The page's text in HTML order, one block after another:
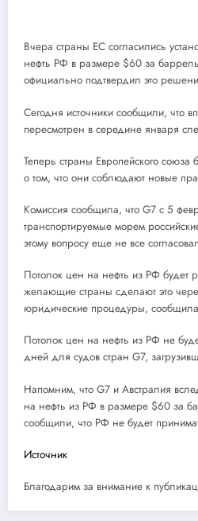
Вчера страны ЕС согласились
нефть РФ в размере $60 за
официально подтвердил это
Сегодня источники сообщили, что
пересмотрен в середине января
Теперь страны Европейского союза
о том, что они соблюдают новые
Комиссия сообщила, что G7 с 5
транспортируемые морем
этому вопросу еще не все
Потолок цен на нефть из РФ будет
желающие страны сделают это
юридические процедуры,
Потолок цен на нефть из РФ не
дней для судов стран G7,
Напомним, что G7 и Австралия
на нефть из РФ в размере $60 за
сообщили, что РФ не будет
Источник
Благодарим за внимание к